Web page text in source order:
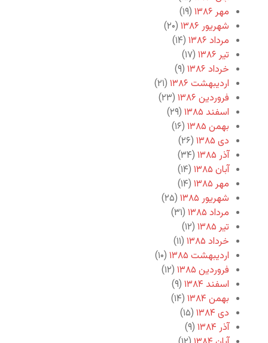
مهر ۱۳۸۶
(۱۹)
شهریور ۱۳۸۶
(۲۰)
مرداد ۱۳۸۶
(۱۴)
تیر ۱۳۸۶
(۱۷)
خرداد ۱۳۸۶
(۹)
اردیبهشت ۱۳۸۶
(۲۱)
فروردین ۱۳۸۶
(۲۳)
اسفند ۱۳۸۵
(۲۹)
بهمن ۱۳۸۵
(۱۶)
دی ۱۳۸۵
(۲۶)
آذر ۱۳۸۵
(۳۴)
آبان ۱۳۸۵
(۱۴)
مهر ۱۳۸۵
(۱۴)
شهریور ۱۳۸۵
(۲۵)
مرداد ۱۳۸۵
(۳۱)
تیر ۱۳۸۵
(۱۲)
خرداد ۱۳۸۵
(۱۱)
اردیبهشت ۱۳۸۵
(۱۰)
فروردین ۱۳۸۵
(۱۲)
اسفند ۱۳۸۴
(۹)
بهمن ۱۳۸۴
(۱۴)
دی ۱۳۸۴
(۱۵)
آذر ۱۳۸۴
(۹)